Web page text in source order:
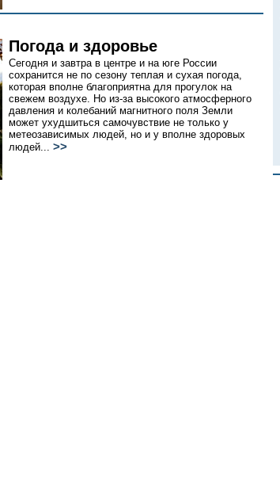
Погода и здоровье
Сегодня и завтра в центре и на юге России
сохранится не по сезону теплая и сухая погода,
которая вполне благоприятна для прогулок на
свежем воздухе. Но из-за высокого атмосферного
давления и колебаний магнитного поля Земли
может ухудшиться самочувствие не только у
метеозависимых людей, но и у вполне здоровых
людей... >>